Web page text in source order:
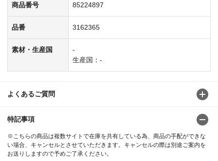
商品番号 85224897
品番 3162365
素材・生産国
-
生産国：-
よくあるご質問
特記事項
※こちらの商品は複数サイトで在庫を共有している為、商品の手配ができな
い場合、キャンセルとさせていただきます。キャンセルの際は別途ご案内を
お送りしますので予めご了承ください。